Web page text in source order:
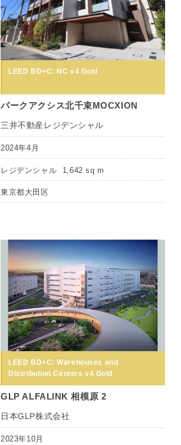
LEED BD+C: NC v4 Gold
パークアクシス北千束MOCXION
三井不動産レジデンシャル
2024年4月
レジデンシャル 1,642 sq m
東京都大田区
LEED BD+C: Warehouses and
Distribution Centers v4 Gold
GLP ALFALINK 相模原 2
日本GLP株式会社
2023年10月